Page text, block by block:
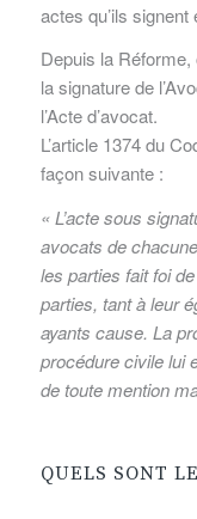
actes qu’ils signent
Depuis la
la signature de
l’Acte d’avocat.
L’article 1374 du
façon suivante :
« L’acte sous
avocats de
les parties fait foi
parties, tant à leur
ayants cause. La
procédure civile lui
de toute mention
QUELS SONT